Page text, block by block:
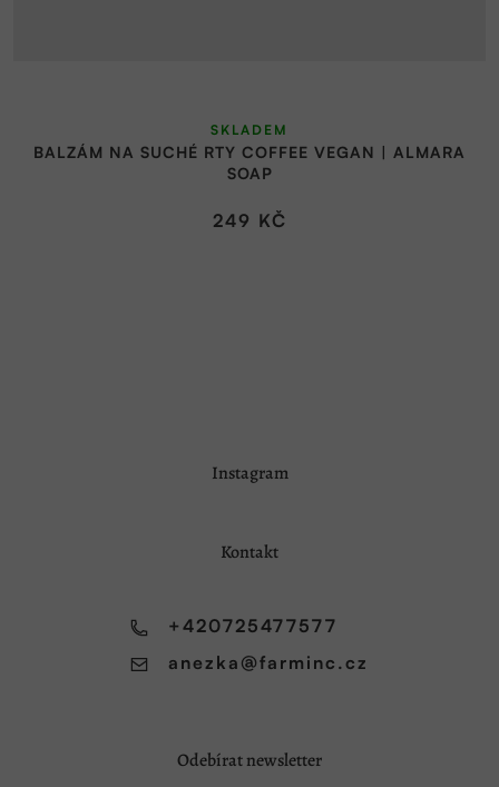
BALZÁM NA SUCHÉ RTY COFFEE VEGAN | ALMARA
SOAP
SKLADEM
249 KČ
Instagram
Kontakt
anezka @farminc.cz
+420725477577
Odebírat newsletter